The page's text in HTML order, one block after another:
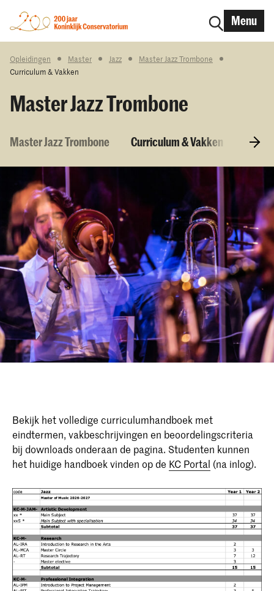
Menu
Opleidingen Master Jazz
Master Jazz Trombone
Curriculum & Vakken
Master Jazz Trombone
Master Jazz Trombone Curriculum & Vakken
Bekijk het volledige curriculumhandboek met
eindtermen, vakbeschrijvingen en beoordelingscriteria
bij downloads onderaan de pagina. Studenten kunnen
het huidige handboek vinden op de KC Portal (na inlog).